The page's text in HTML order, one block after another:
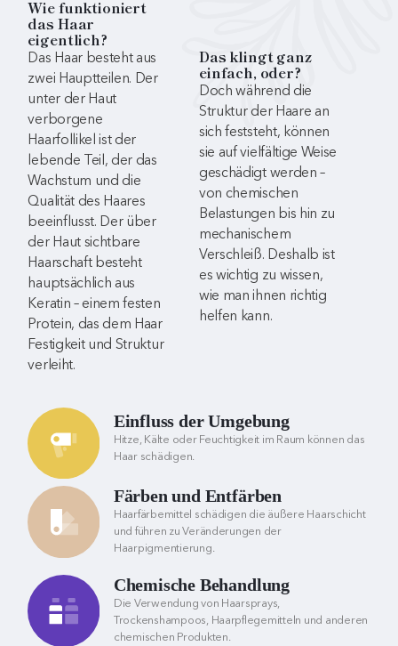
Wie funktioniert
das Haar
eigentlich?
Das Haar besteht aus
zwei Hauptteilen. Der
unter der Haut
verborgene
Haarfollikel ist der
lebende Teil, der das
Wachstum und die
Qualität des Haares
beeinflusst. Der über
der Haut sichtbare
Haarschaft besteht
hauptsächlich aus
Keratin – einem festen
Protein, das dem Haar
Festigkeit und Struktur
verleiht.
Das klingt ganz
einfach, oder?
Doch während die
Struktur der Haare an
sich feststeht, können
sie auf vielfältige Weise
geschädigt werden –
von chemischen
Belastungen bis hin zu
mechanischem
Verschleiß. Deshalb ist
es wichtig zu wissen,
wie man ihnen richtig
helfen kann.
Einfluss der Umgebung
Hitze, Kälte oder Feuchtigkeit im Raum können das
Haar schädigen.
Färben und Entfärben
Haarfärbemittel schädigen die äußere Haarschicht
und führen zu Veränderungen der
Haarpigmentierung.
Chemische Behandlung
Die Verwendung von Haarsprays,
Trockenshampoos, Haarpflegemitteln und anderen
chemischen Produkten.